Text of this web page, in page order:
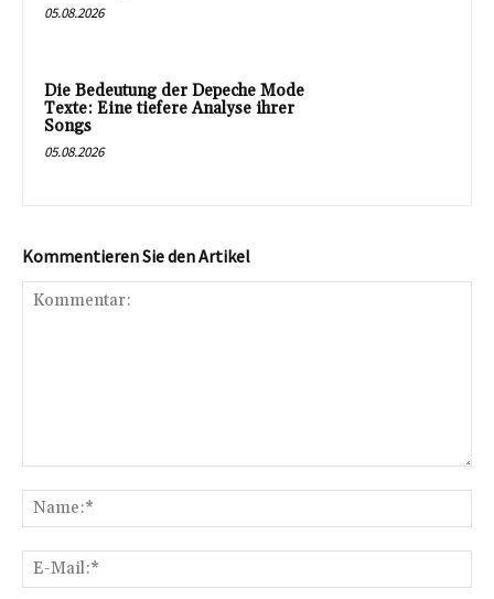
05.08.2026
Die Bedeutung der Depeche Mode
Texte: Eine tiefere Analyse ihrer
Songs
05.08.2026
Kommentieren Sie den Artikel